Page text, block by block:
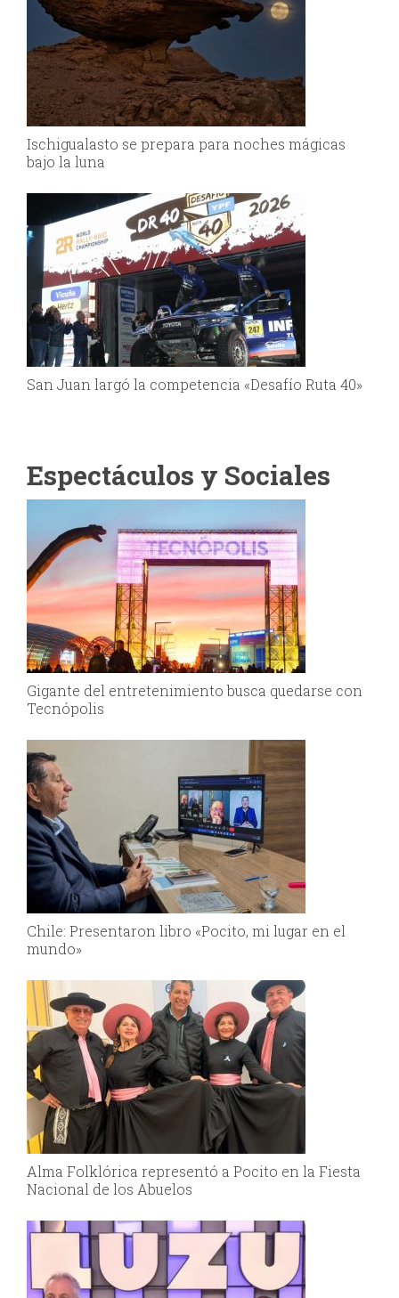
Ischigualasto se prepara para noches mágicas
bajo la luna
San Juan largó la competencia «Desafío Ruta 40»
Espectáculos y Sociales
Gigante del entretenimiento busca quedarse con
Tecnópolis
Chile: Presentaron libro «Pocito, mi lugar en el
mundo»
Alma Folklórica representó a Pocito en la Fiesta
Nacional de los Abuelos